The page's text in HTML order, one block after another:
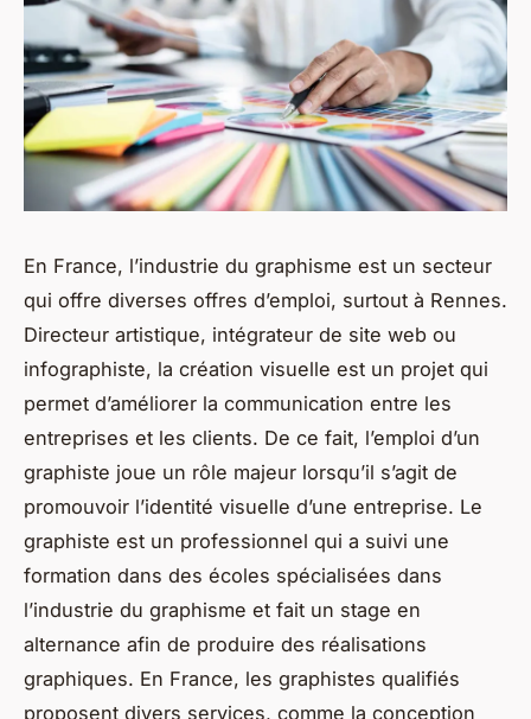
En France, l’industrie du graphisme est un secteur
qui offre diverses offres d’emploi, surtout à Rennes.
Directeur artistique, intégrateur de site web ou
infographiste, la création visuelle est un projet qui
permet d’améliorer la communication entre les
entreprises et les clients. De ce fait, l’emploi d’un
graphiste joue un rôle majeur lorsqu’il s’agit de
promouvoir l’identité visuelle d’une entreprise. Le
graphiste est un professionnel qui a suivi une
formation dans des écoles spécialisées dans
l’industrie du graphisme et fait un stage en
alternance afin de produire des réalisations
graphiques. En France, les graphistes qualifiés
proposent divers services, comme la conception